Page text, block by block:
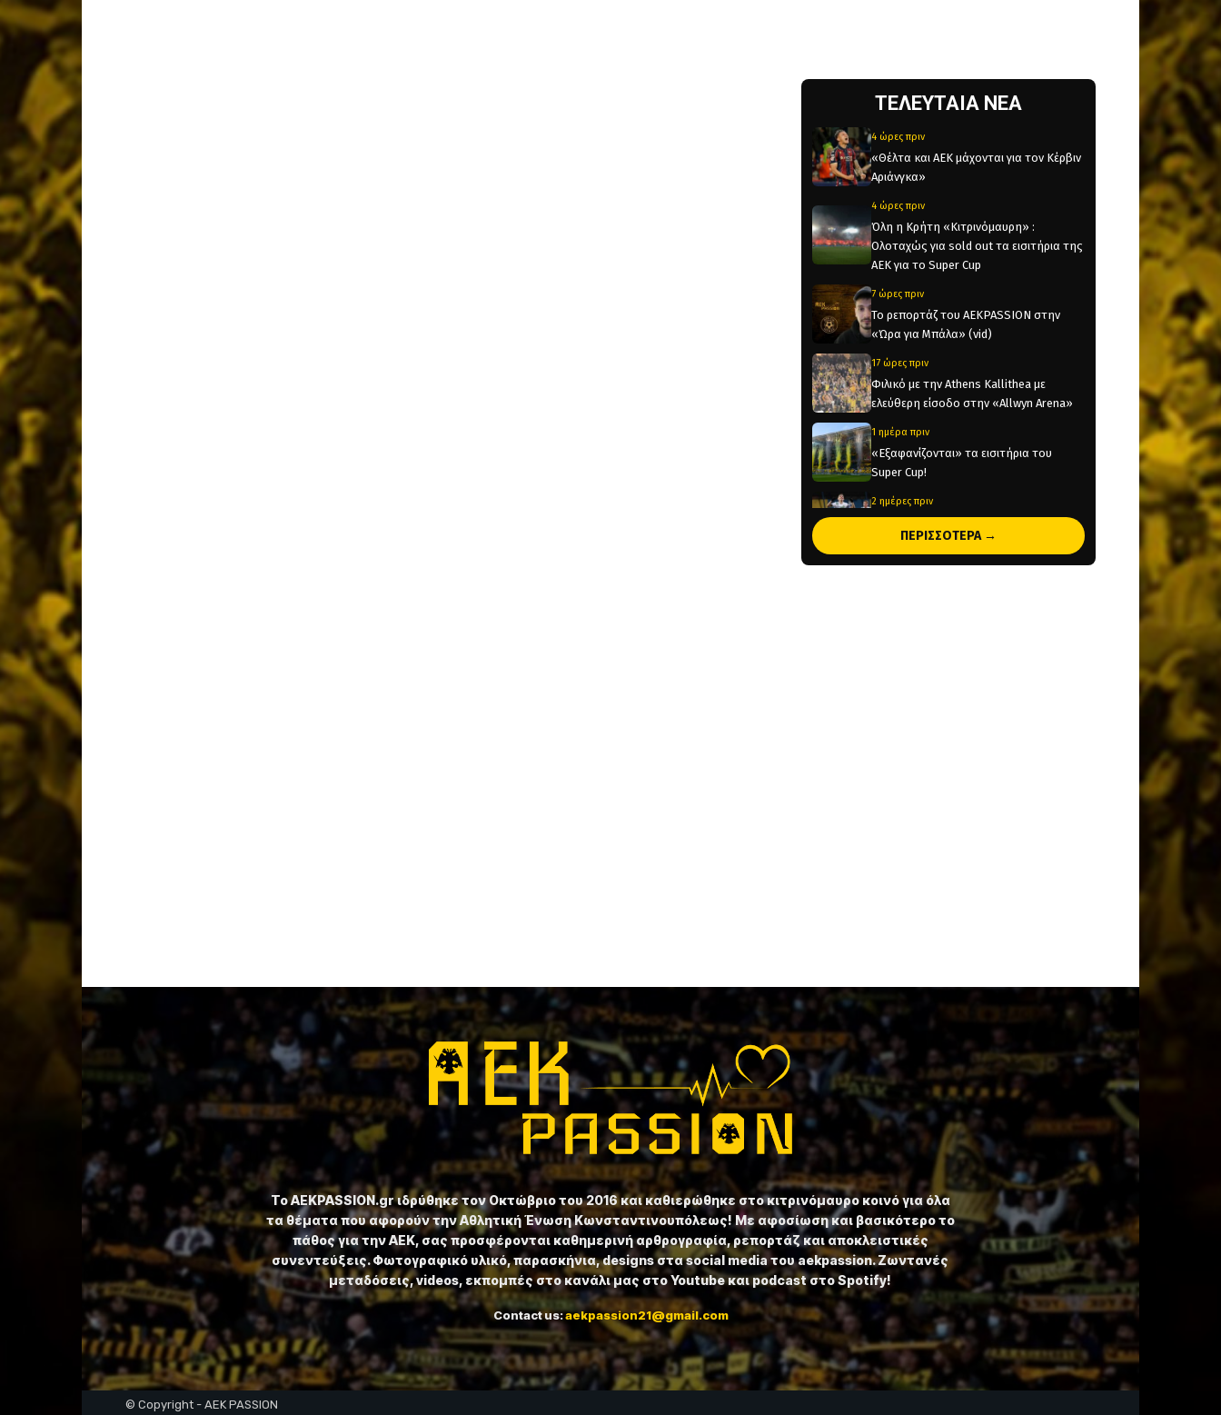
ΤΕΛΕΥΤΑΙΑ ΝΕΑ
4 ώρες πριν
«Θέλτα και ΑΕΚ μάχονται για τον Κέρβιν
Αριάνγκα»
4 ώρες πριν
Όλη η Κρήτη «Κιτρινόμαυρη» :
Ολοταχώς για sold out τα εισιτήρια της
ΑΕΚ για το Super Cup
7 ώρες πριν
Το ρεπορτάζ του AEKPASSION στην
«Ώρα για Μπάλα» (vid)
17 ώρες πριν
Φιλικό με την Athens Kallithea με
ελεύθερη είσοδο στην «Allwyn Arena»
1 ημέρα πριν
«Εξαφανίζονται» τα εισιτήρια του
Super Cup!
2 ημέρες πριν
Έρχεται στην Αθήνα για να υπογράψει
στην ΑΕΚ ο Βιτάλις!
ΠΕΡΙΣΣΟΤΕΡΑ →
Το ⁦AEKPASSION.gr⁩ ιδρύθηκε τον Οκτώβριο του 2016 και καθιερώθηκε στο κιτρινόμαυρο κοινό για όλα
τα θέματα που αφορούν την Αθλητική Ένωση Κωνσταντινουπόλεως! Με αφοσίωση και βασικότερο το
πάθος για την ΑΕΚ, σας προσφέρονται καθημερινή αρθρογραφία, ρεπορτάζ και αποκλειστικές
συνεντεύξεις. Φωτογραφικό υλικό, παρασκήνια, designs στα social media του aekpassion. Ζωντανές
μεταδόσεις, videos, εκπομπές στο κανάλι μας στο Youtube και podcast στο Spotify!
Contact us:aekpassion21@gmail.com
© Copyright - AEK PASSION